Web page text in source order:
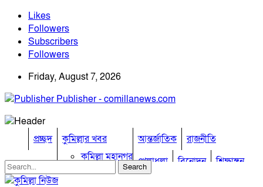
Likes
Followers
Subscribers
Followers
Friday, August 7, 2026
Publisher - comillanews.com
প্রচ্ছদ
কুমিল্লার খবর
কুমিল্লা মহানগর
আদর্শ সদর
আন্তর্জাতিক
রাজনীতি
খেলাধুলা
বিনোদন
শিক্ষাঙ্গন